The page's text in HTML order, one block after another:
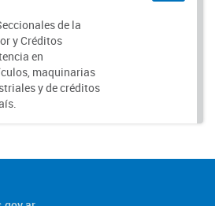
de la
y Créditos
en
maquinarias
y de créditos